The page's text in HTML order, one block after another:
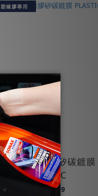
塑橡膠專用
鍍膜 | 塑橡膠矽碳鍍膜
PLASTIC
NT$2,999